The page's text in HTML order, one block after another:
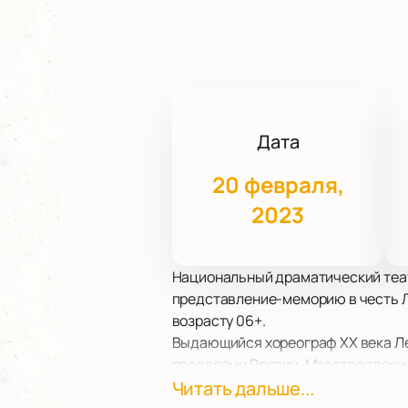
Дата
20 февраля,
2023
Национальный драматический
представление-меморию в честь
возрасту 06+.
Выдающийся хореограф ХХ века
пределами России. Маэстро
балетмейстера было очень много,
Читать дальше...